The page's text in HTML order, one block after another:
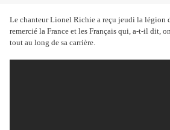
Le chanteur Lionel Richie a reçu jeudi la légion
remercié la France et les Français qui, a-t-il dit,
tout au long de sa carrière.